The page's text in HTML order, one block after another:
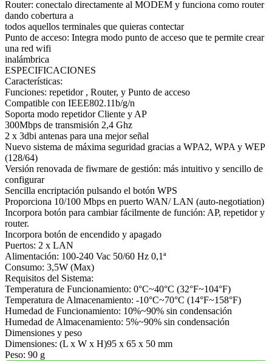
Router: conectalo directamente al MODEM y funciona como router
dando cobertura a
todos aquellos terminales que quieras contectar
Punto de acceso: Integra modo punto de acceso que te permite crear
una red wifi
inalámbrica
ESPECIFICACIONES
Características:
Funciones: repetidor , Router, y Punto de acceso
Compatible con IEEE802.11b/g/n
Soporta modo repetidor Cliente y AP
300Mbps de transmisión 2,4 Ghz
2 x 3dbi antenas para una mejor señal
Nuevo sistema de máxima seguridad gracias a WPA2, WPA y WEP
(128/64)
Versión renovada de fiwmare de gestión: más intuitivo y sencillo de
configurar
Sencilla encriptación pulsando el botón WPS
Proporciona 10/100 Mbps en puerto WAN/ LAN (auto-negotiation)
Incorpora botón para cambiar fácilmente de función: AP, repetidor y
router.
Incorpora botón de encendido y apagado
Puertos: 2 x LAN
Alimentación: 100-240 Vac 50/60 Hz 0,1ª
Consumo: 3,5W (Max)
Requisitos del Sistema:
Temperatura de Funcionamiento: 0°C~40°C (32°F~104°F)
Temperatura de Almacenamiento: -10°C~70°C (14°F~158°F)
Humedad de Funcionamiento: 10%~90% sin condensación
Humedad de Almacenamiento: 5%~90% sin condensación
Dimensiones y peso
Dimensiones: (L x W x H)95 x 65 x 50 mm
Peso: 90 g